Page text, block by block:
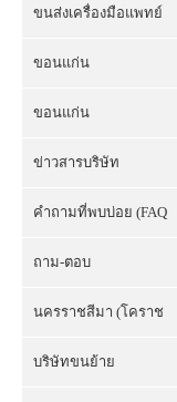
ขนส่งเครื่องมือแพทย์
ขอนแก่น
ขอนแก่น
ข่าวสารบริษัท
คำถามที่พบบ่อย (FAQ
ถาม-ตอบ
นครราชสีมา (โคราช
บริษัทขนย้าย